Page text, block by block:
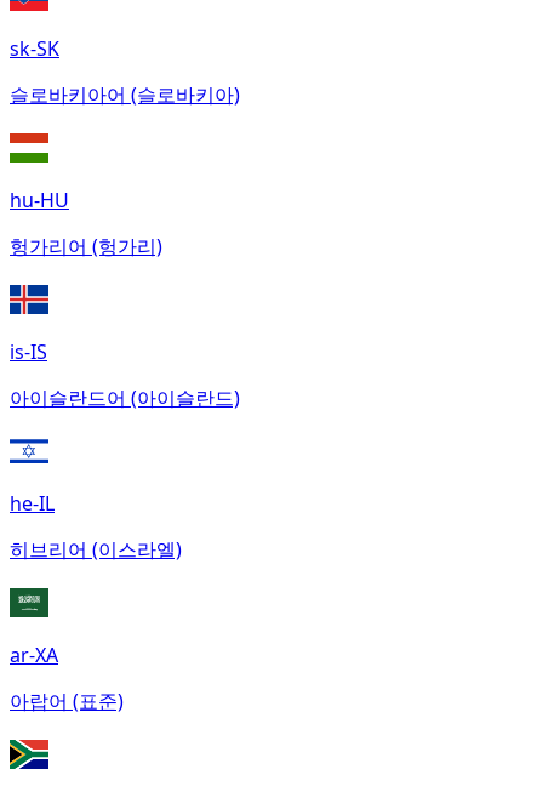
sk-SK
슬로바키아어 (슬로바키아)
hu-HU
헝가리어 (헝가리)
is-IS
아이슬란드어 (아이슬란드)
he-IL
히브리어 (이스라엘)
ar-XA
아랍어 (표준)